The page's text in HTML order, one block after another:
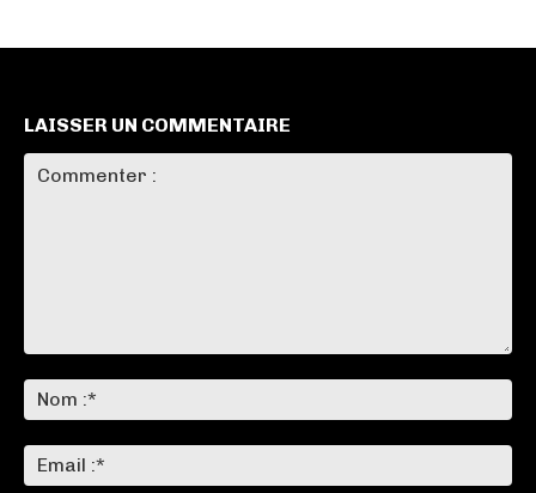
LAISSER UN COMMENTAIRE
:*
:*